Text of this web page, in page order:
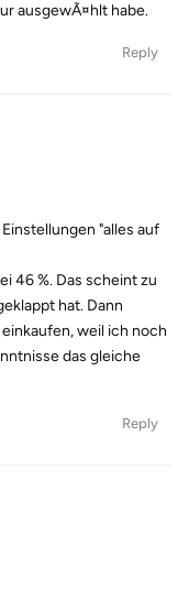
ausgewÃ¤hlt habe.
Reply
"alles auf
46 %. Das scheint zu
hat. Dann
weil ich noch
das gleiche
Reply